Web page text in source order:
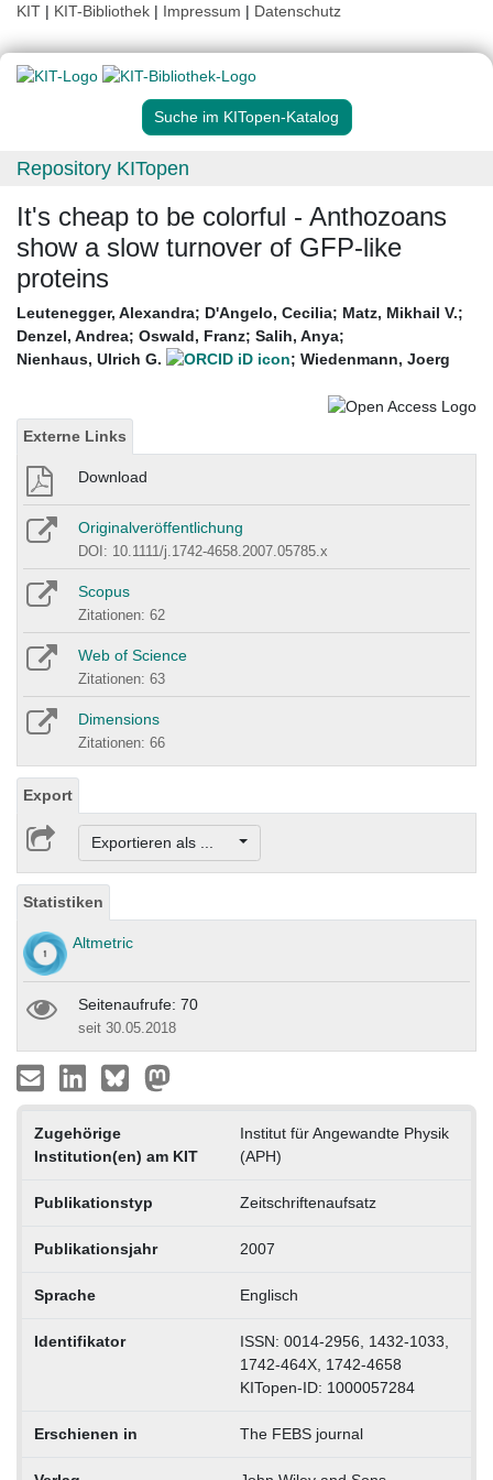
KIT | KIT-Bibliothek | Impressum | Datenschutz
Suche im KITopen-Katalog
Repository KITopen
It's cheap to be colorful - Anthozoans
show a slow turnover of GFP-like
proteins
Leutenegger, Alexandra; D'Angelo, Cecilia; Matz, Mikhail V.;
Denzel, Andrea; Oswald, Franz; Salih, Anya;
Nienhaus, Ulrich G.
; Wiedenmann, Joerg
Externe Links
Download
Originalveröffentlichung
DOI: 10.1111/j.1742-4658.2007.05785.x
Scopus
Zitationen: 62
Web of Science
Zitationen: 63
Dimensions
Zitationen: 66
Export
Exportieren als ...
Statistiken
Altmetric
Seitenaufrufe: 70
seit 30.05.2018
Zugehörige
Institution(en) am KIT
Institut für Angewandte Physik
(APH)
Publikationstyp Zeitschriftenaufsatz
Publikationsjahr 2007
Sprache Englisch
Identifikator
ISSN: 0014-2956, 1432-1033,
1742-464X, 1742-4658
KITopen-ID: 1000057284
Erschienen in The FEBS journal